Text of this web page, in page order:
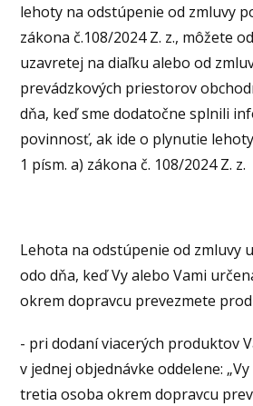
lehoty na odstúpenie od zmluvy
zákona č.108/2024 Z. z., môžete
uzavretej na diaľku alebo od
prevádzkových priestorov
dňa, keď sme dodatočne splnili
povinnosť, ak ide o plynutie
1 písm. a) zákona č. 108/2024 Z. z.
Lehota na odstúpenie od zmluvy
odo dňa, keď Vy alebo Vami
okrem dopravcu prevezmete
- pri dodaní viacerých produktov
v jednej objednávke oddelene:
tretia osoba okrem dopravcu